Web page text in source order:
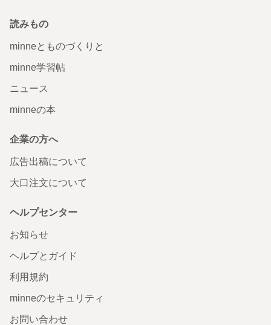
読みもの
minneとものづくりと
minne学習帖
ニュース
minneの本
企業の方へ
広告出稿について
大口注文について
ヘルプセンター
お知らせ
ヘルプとガイド
利用規約
minneのセキュリティ
お問い合わせ